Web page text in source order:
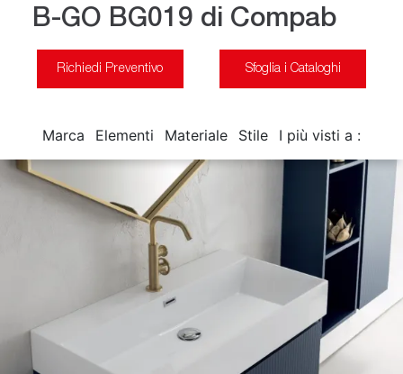
B-GO BG019 di Compab
Richiedi Preventivo Sfoglia i Cataloghi
Marca Elementi Materiale Stile I più visti a :